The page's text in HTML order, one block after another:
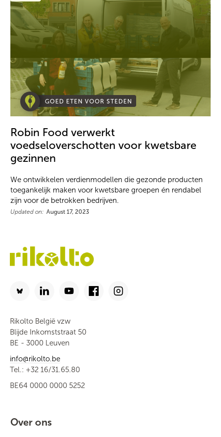
GOED ETEN VOOR STEDEN
Robin Food verwerkt
voedseloverschotten voor kwetsbare
gezinnen
We ontwikkelen verdienmodellen die gezonde producten
toegankelijk maken voor kwetsbare groepen én rendabel
zijn voor de betrokken bedrijven.
Updated on: August 17, 2023
Rikolto België vzw
Blijde Inkomststraat 50
BE - 3000 Leuven
info@rikolto.be
Tel.: +32 16/31.65.80
BE64 0000 0000 5252
Over ons